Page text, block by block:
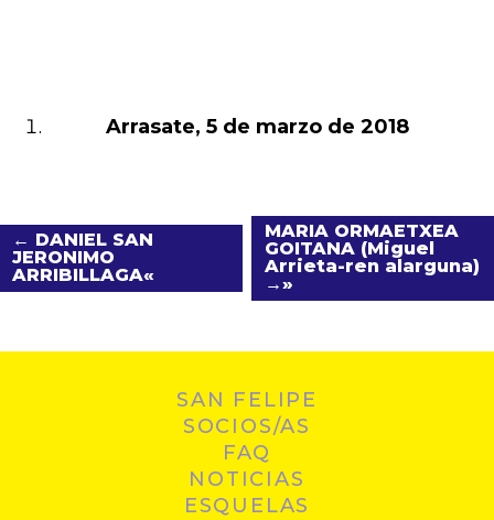
Arrasate, 5 de marzo de 2018
← DANIEL SAN
JERONIMO
ARRIBILLAGA
MARIA ORMAETXEA
GOITANA (Miguel
Arrieta-ren alarguna)
→
SAN FELIPE
SOCIOS/AS
FAQ
NOTICIAS
ESQUELAS